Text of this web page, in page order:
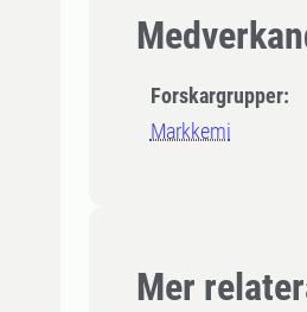
Forskargrupper:
Markkemi
Mer